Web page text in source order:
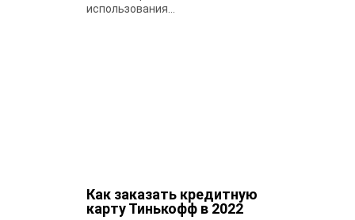
использования...
Как заказать кредитную
карту Тинькофф в 2022